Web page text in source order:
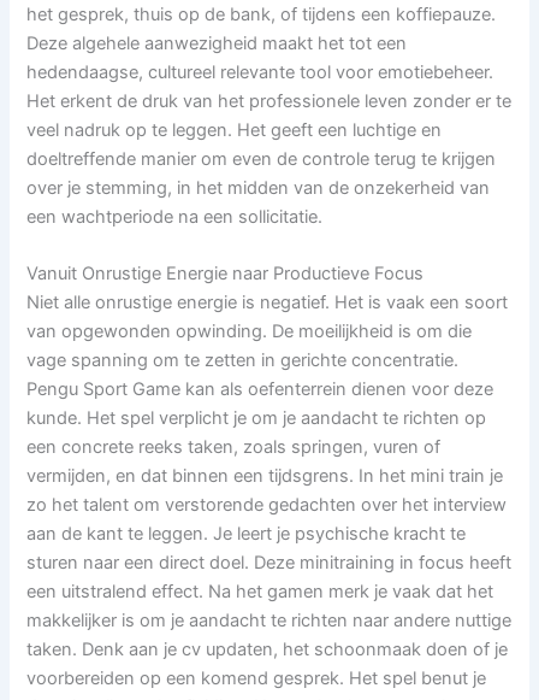
het gesprek, thuis op de bank, of tijdens een koffiepauze.
Deze algehele aanwezigheid maakt het tot een
hedendaagse, cultureel relevante tool voor emotiebeheer.
Het erkent de druk van het professionele leven zonder er te
veel nadruk op te leggen. Het geeft een luchtige en
doeltreffende manier om even de controle terug te krijgen
over je stemming, in het midden van de onzekerheid van
een wachtperiode na een sollicitatie.
Vanuit Onrustige Energie naar Productieve Focus
Niet alle onrustige energie is negatief. Het is vaak een soort
van opgewonden opwinding. De moeilijkheid is om die
vage spanning om te zetten in gerichte concentratie.
Pengu Sport Game kan als oefenterrein dienen voor deze
kunde. Het spel verplicht je om je aandacht te richten op
een concrete reeks taken, zoals springen, vuren of
vermijden, en dat binnen een tijdsgrens. In het mini train je
zo het talent om verstorende gedachten over het interview
aan de kant te leggen. Je leert je psychische kracht te
sturen naar een direct doel. Deze minitraining in focus heeft
een uitstralend effect. Na het gamen merk je vaak dat het
makkelijker is om je aandacht te richten naar andere nuttige
taken. Denk aan je cv updaten, het schoonmaak doen of je
voorbereiden op een komend gesprek. Het spel benut je